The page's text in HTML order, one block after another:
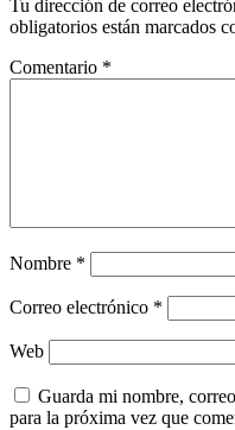
Tu dirección de correo
obligatorios están marcados
Comentario *
Nombre *
Correo electrónico *
Web
Guarda mi nombre,
para la próxima vez que